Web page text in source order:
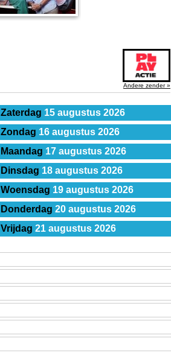
Andere zender »
Zaterdag 15 augustus 2026
Zondag 16 augustus 2026
Maandag 17 augustus 2026
Dinsdag 18 augustus 2026
Woensdag 19 augustus 2026
Donderdag 20 augustus 2026
Vrijdag 21 augustus 2026